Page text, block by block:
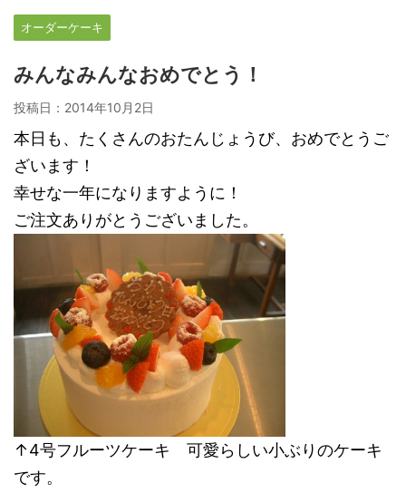
オーダーケーキ
みんなみんなおめでとう！
投稿日： 2014年10月2日
本日も、たくさんのおたんじょうび、おめでとうご
ざいます！
幸せな一年になりますように！
ご注文ありがとうございました。
↑4号フルーツケーキ 可愛らしい小ぶりのケーキ
です。